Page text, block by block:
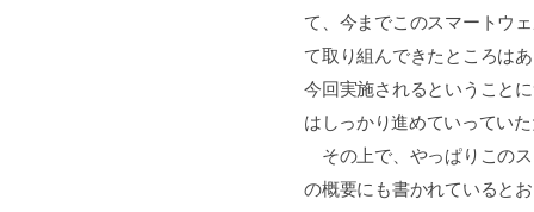
て、今までこのスマートウ
て取り組んできたところは
今回実施されるということ
はしっかり進めていってい
その上で、やっぱりこの
の概要にも書かれていると